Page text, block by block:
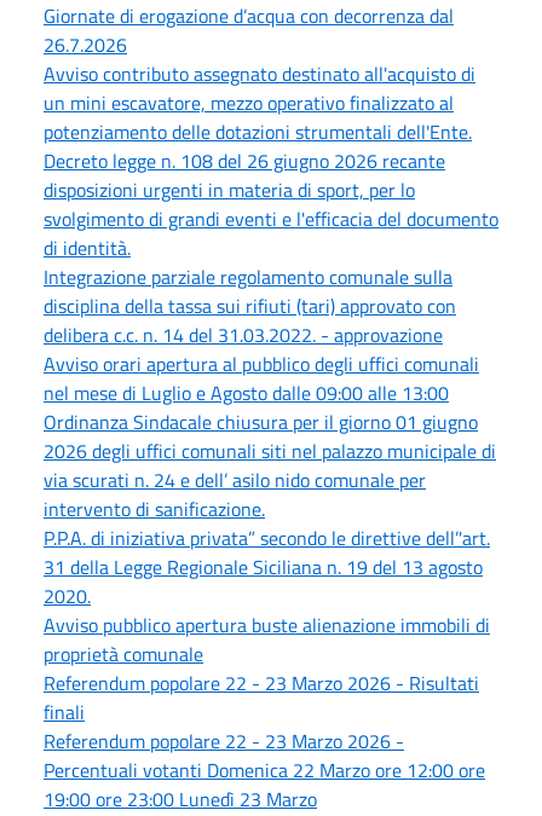
Giornate di erogazione d’acqua con decorrenza dal
26.7.2026
Avviso contributo assegnato destinato all'acquisto di
un mini escavatore, mezzo operativo finalizzato al
potenziamento delle dotazioni strumentali dell'Ente.
Decreto legge n. 108 del 26 giugno 2026 recante
disposizioni urgenti in materia di sport, per lo
svolgimento di grandi eventi e l'efficacia del documento
di identità.
Integrazione parziale regolamento comunale sulla
disciplina della tassa sui rifiuti (tari) approvato con
delibera c.c. n. 14 del 31.03.2022. - approvazione
Avviso orari apertura al pubblico degli uffici comunali
nel mese di Luglio e Agosto dalle 09:00 alle 13:00
Ordinanza Sindacale chiusura per il giorno 01 giugno
2026 degli uffici comunali siti nel palazzo municipale di
via scurati n. 24 e dell’ asilo nido comunale per
intervento di sanificazione.
P.P.A. di iniziativa privata” secondo le direttive dell’'art.
31 della Legge Regionale Siciliana n. 19 del 13 agosto
2020.
Avviso pubblico apertura buste alienazione immobili di
proprietà comunale
Referendum popolare 22 - 23 Marzo 2026 - Risultati
finali
Referendum popolare 22 - 23 Marzo 2026 -
Percentuali votanti Domenica 22 Marzo ore 12:00 ore
19:00 ore 23:00 Lunedì 23 Marzo